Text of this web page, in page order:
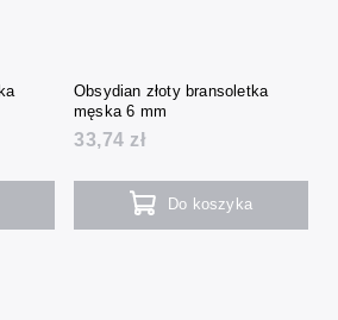
Obsydian złoty bransoletka
męska 6 mm
33,74 zł
Do koszyka